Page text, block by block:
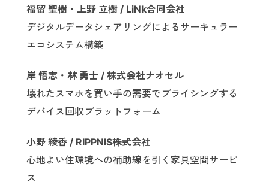
福留 聖樹・上野 立樹 / LiNk合同会社
デジタルデータシェアリングによるサーキュラー
エコシステム構築
岸 悟志・林 勇士 / 株式会社ナオセル
壊れたスマホを買い手の需要でプライシングする
デバイス回収プラットフォーム
小野 綾香 / RIPPNIS株式会社
心地よい住環境への補助線を引く家具空間サービ
ス